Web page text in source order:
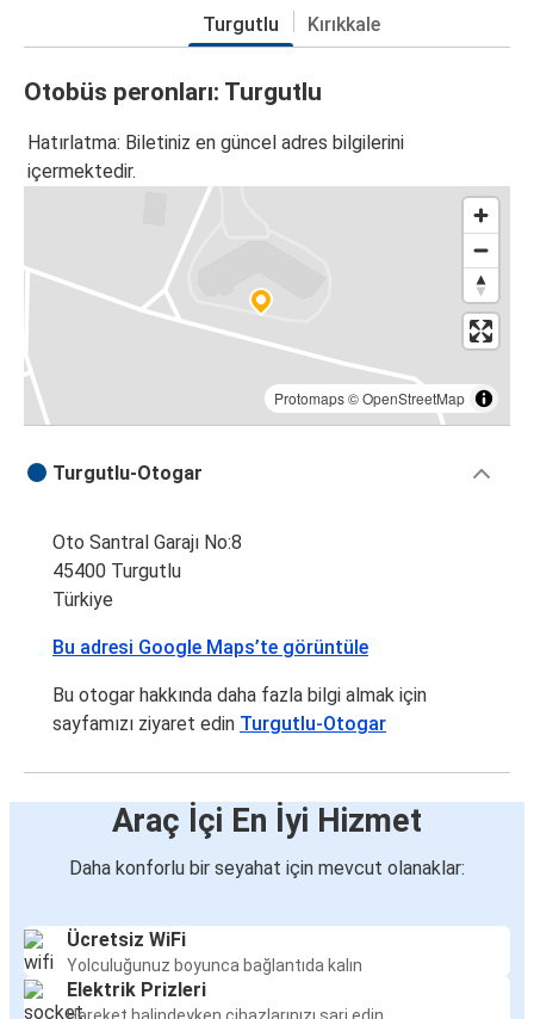
Turgutlu Kırıkkale
Otobüs peronları: Turgutlu
Hatırlatma: Biletiniz en güncel adres bilgilerini
içermektedir.
Protomaps©OpenStreetMap
Turgutlu-Otogar
Oto Santral Garajı No:8
45400 Turgutlu
Türkiye
Bu adresi Google Maps’te görüntüle
Bu otogar hakkında daha fazla bilgi almak için
sayfamızı ziyaret edin Turgutlu-Otogar
Araç İçi En İyi Hizmet
Daha konforlu bir seyahat için mevcut olanaklar:
Ücretsiz WiFi
Yolculuğunuz boyunca bağlantıda kalın
Elektrik Prizleri